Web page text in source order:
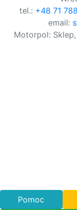
tel.: +48 71
email:
Motorpol:
Pomoc